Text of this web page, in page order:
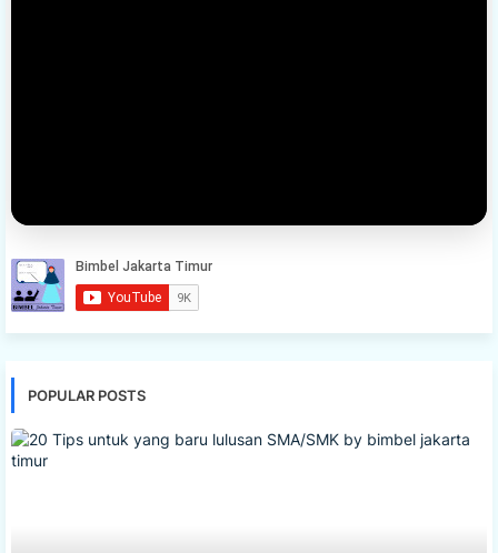
POPULAR POSTS